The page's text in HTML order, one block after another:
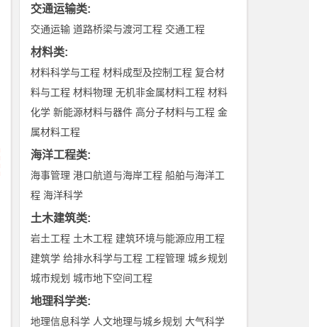
交通运输类:
交通运输 道路桥梁与渡河工程 交通工程
材料类:
材料科学与工程 材料成型及控制工程 复合材
料与工程 材料物理 无机非金属材料工程 材料
化学 新能源材料与器件 高分子材料与工程 金
属材料工程
海洋工程类:
海事管理 港口航道与海岸工程 船舶与海洋工
程 海洋科学
土木建筑类:
岩土工程 土木工程 建筑环境与能源应用工程
建筑学 给排水科学与工程 工程管理 城乡规划
城市规划 城市地下空间工程
地理科学类:
地理信息科学 人文地理与城乡规划 大气科学